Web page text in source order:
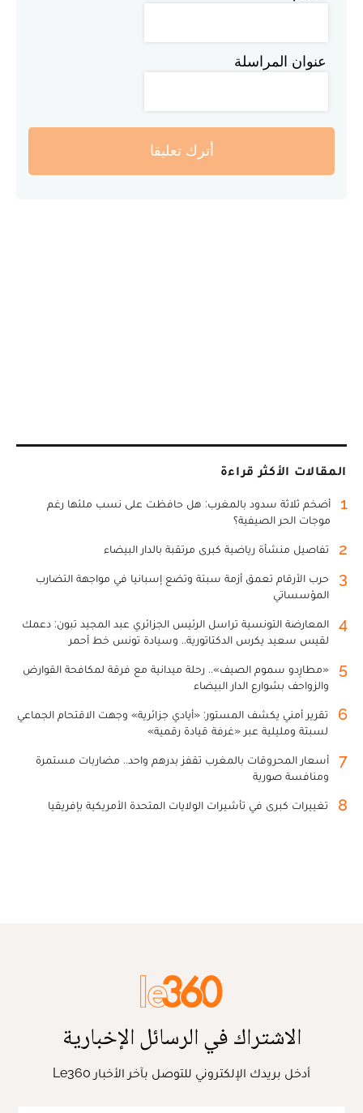
عنوان المراسلة
أترك تعليقا
المقالات الأكثر قراءة
1
أضخم ثلاثة سدود بالمغرب: هل حافظت على نسب ملئها رغم
موجات الحر الصيفية؟
2 تفاصيل منشأة رياضية كبرى مرتقبة بالدار البيضاء
3
حرب الأرقام تعمق أزمة سبتة وتضع إسبانيا في مواجهة التضارب
المؤسساتي
4
المعارضة التونسية تراسل الرئيس الجزائري عبد المجيد تبون: دعمك
لقيس سعيد يكرس الدكتاتورية.. وسيادة تونس خط أحمر
5
«مطارِدو سموم الصيف».. رحلة ميدانية مع فرقة لمكافحة القوارض
والزواحف بشوارع الدار البيضاء
6
تقرير أمني يكشف المستور: «أيادي جزائرية» وجهت الاقتحام الجماعي
لسبتة ومليلية عبر «غرفة قيادة رقمية»
7
أسعار المحروقات بالمغرب تقفز بدرهم واحد.. مضاربات مستمرة
ومنافسة صورية
8 تغييرات كبرى في تأشيرات الولايات المتحدة الأمريكية بإفريقيا
الاشتراك في الرسائل الإخبارية
أدخل بريدك الإلكتروني للتوصل بآخر الأخبار Le360